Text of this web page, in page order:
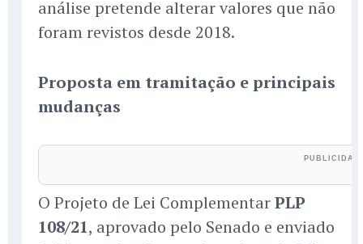
análise pretende alterar valores que não
foram revistos desde 2018.
Proposta em tramitação e principais
mudanças
O Projeto de Lei ComplementarPLP
108/21, aprovado pelo Senado e enviado